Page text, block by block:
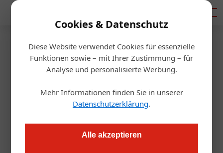
Cookies & Datenschutz
Diese Website verwendet Cookies für essenzielle
Funktionen sowie – mit Ihrer Zustimmung – für
Analyse und personalisierte Werbung.
Mehr Informationen finden Sie in unserer
Datenschutzerklärung.
Alle akzeptieren
Artikel von Mag. Thomas
Hassler